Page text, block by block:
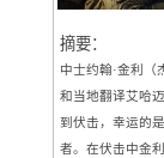
摘要：
中士约翰·金利（
和当地翻译艾哈
到伏击，幸运的
者。在伏击中金